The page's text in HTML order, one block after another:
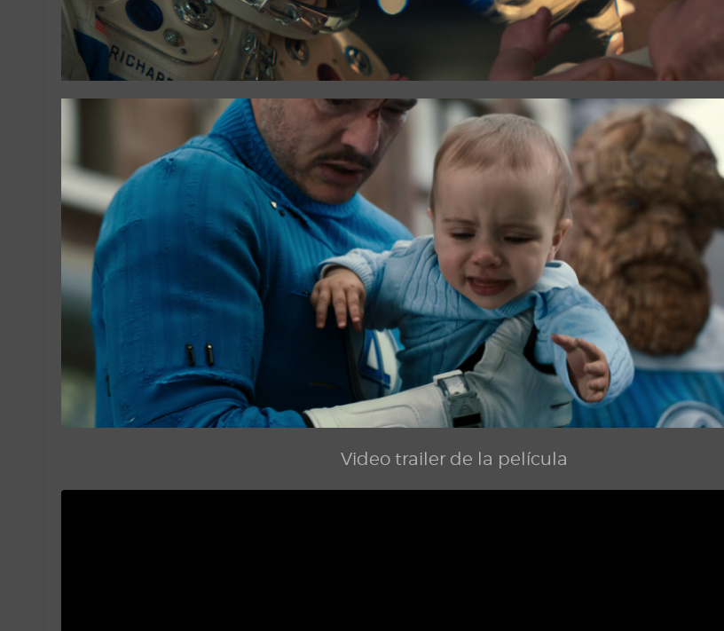
Video trailer de la película